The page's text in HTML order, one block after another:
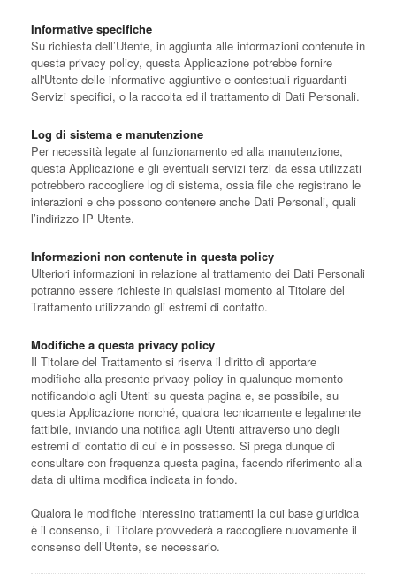
Informative specifiche
Su richiesta dell’Utente, in aggiunta alle informazioni contenute in
questa privacy policy, questa Applicazione potrebbe fornire
all'Utente delle informative aggiuntive e contestuali riguardanti
Servizi specifici, o la raccolta ed il trattamento di Dati Personali.
Log di sistema e manutenzione
Per necessità legate al funzionamento ed alla manutenzione,
questa Applicazione e gli eventuali servizi terzi da essa utilizzati
potrebbero raccogliere log di sistema, ossia file che registrano le
interazioni e che possono contenere anche Dati Personali, quali
l’indirizzo IP Utente.
Informazioni non contenute in questa policy
Ulteriori informazioni in relazione al trattamento dei Dati Personali
potranno essere richieste in qualsiasi momento al Titolare del
Trattamento utilizzando gli estremi di contatto.
Modifiche a questa privacy policy
Il Titolare del Trattamento si riserva il diritto di apportare
modifiche alla presente privacy policy in qualunque momento
notificandolo agli Utenti su questa pagina e, se possibile, su
questa Applicazione nonché, qualora tecnicamente e legalmente
fattibile, inviando una notifica agli Utenti attraverso uno degli
estremi di contatto di cui è in possesso. Si prega dunque di
consultare con frequenza questa pagina, facendo riferimento alla
data di ultima modifica indicata in fondo.
Qualora le modifiche interessino trattamenti la cui base giuridica
è il consenso, il Titolare provvederà a raccogliere nuovamente il
consenso dell’Utente, se necessario.